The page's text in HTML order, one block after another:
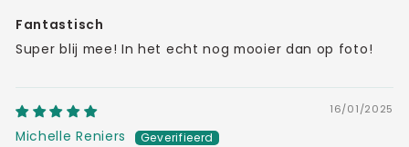
Fantastisch
Super blij mee! In het echt nog mooier dan op foto!
16/01/2025
Michelle Reniers